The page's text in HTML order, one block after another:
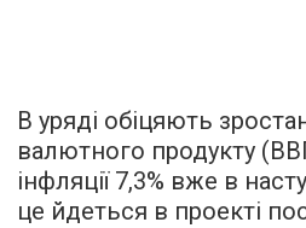
В уряді обіцяють
валютного продукту
інфляції 7,3% вже в
це йдеться в проекті